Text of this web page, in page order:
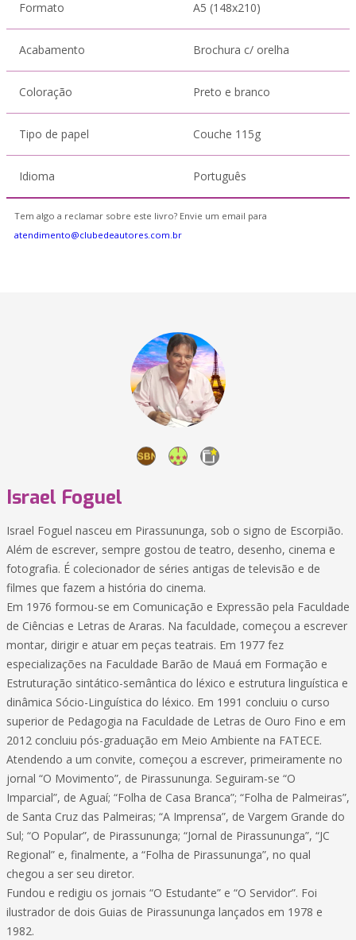
Formato A5 (148x210)
Acabamento Brochura c/ orelha
Coloração Preto e branco
Tipo de papel Couche 115g
Idioma Português
Tem algo a reclamar sobre este livro? Envie um email para
atendimento@clubedeautores.com.br
Israel Foguel
Israel Foguel nasceu em Pirassununga, sob o signo de Escorpião.
Além de escrever, sempre gostou de teatro, desenho, cinema e
fotografia. É colecionador de séries antigas de televisão e de
filmes que fazem a história do cinema.
Em 1976 formou-se em Comunicação e Expressão pela Faculdade
de Ciências e Letras de Araras. Na faculdade, começou a escrever
montar, dirigir e atuar em peças teatrais. Em 1977 fez
especializações na Faculdade Barão de Mauá em Formação e
Estruturação sintático-semântica do léxico e estrutura linguística e
dinâmica Sócio-Linguística do léxico. Em 1991 concluiu o curso
superior de Pedagogia na Faculdade de Letras de Ouro Fino e em
2012 concluiu pós-graduação em Meio Ambiente na FATECE.
Atendendo a um convite, começou a escrever, primeiramente no
jornal “O Movimento”, de Pirassununga. Seguiram-se “O
Imparcial”, de Aguaí; “Folha de Casa Branca”; “Folha de Palmeiras”,
de Santa Cruz das Palmeiras; “A Imprensa”, de Vargem Grande do
Sul; “O Popular”, de Pirassununga; “Jornal de Pirassununga”, “JC
Regional” e, finalmente, a “Folha de Pirassununga”, no qual
chegou a ser seu diretor.
Fundou e redigiu os jornais “O Estudante” e “O Servidor”. Foi
ilustrador de dois Guias de Pirassununga lançados em 1978 e
1982.